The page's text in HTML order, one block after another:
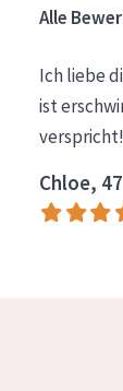
Essentials
Lift+
Expert
Alle
Ich liebe
ist
verspricht!
Chloe, 47